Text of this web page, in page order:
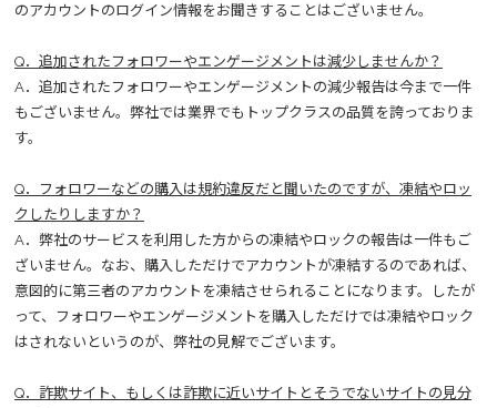
のアカウントのログイン情報をお聞きすることはございません。
Q．追加されたフォロワーやエンゲージメントは減少しませんか？
A．追加されたフォロワーやエンゲージメントの減少報告は今まで一件
もございません。弊社では業界でもトップクラスの品質を誇っておりま
す。
Q．フォロワーなどの購入は規約違反だと聞いたのですが、凍結やロッ
クしたりしますか？
A．弊社のサービスを利用した方からの凍結やロックの報告は一件もご
ざいません。なお、購入しただけでアカウントが凍結するのであれば、
意図的に第三者のアカウントを凍結させられることになります。したが
って、フォロワーやエンゲージメントを購入しただけでは凍結やロック
はされないというのが、弊社の見解でございます。
Q．詐欺サイト、もしくは詐欺に近いサイトとそうでないサイトの見分